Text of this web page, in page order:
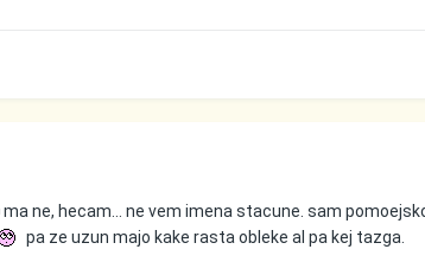
ma ne, hecam... ne vem imena stacune. sam
pa ze uzun majo kake rasta obleke al pa kej tazga.